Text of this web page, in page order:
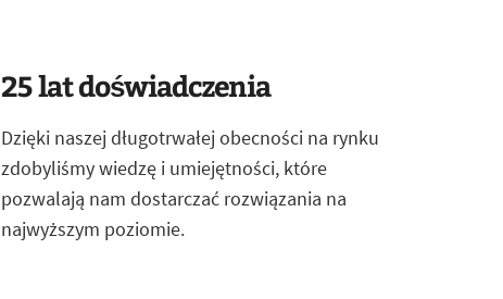
25 lat doświadczenia
Dzięki naszej długotrwałej obecności na rynku
zdobyliśmy wiedzę i umiejętności, które
pozwalają nam dostarczać rozwiązania na
najwyższym poziomie.